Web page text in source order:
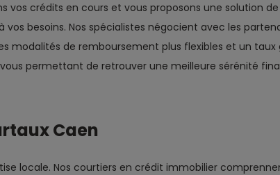
vos crédits en cours et vous proposons une solution
vos besoins. Nos spécialistes négocient avec les
modalités de remboursement plus flexibles et un taux
permettant de retrouver une meilleure sérénité
Caen
locale. Nos courtiers en crédit immobilier